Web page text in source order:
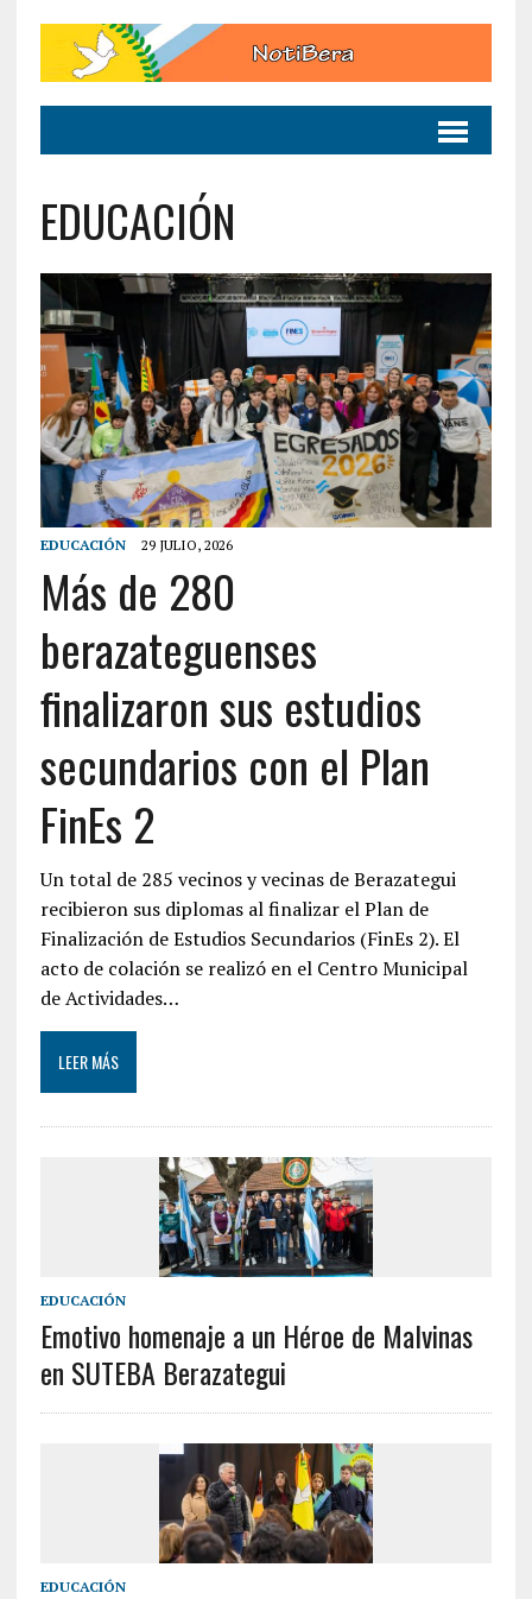
EDUCACIÓN
EDUCACIÓN 29 JULIO, 2026
Más de 280
berazateguenses
finalizaron sus estudios
secundarios con el Plan
FinEs 2
Un total de 285 vecinos y vecinas de Berazategui
recibieron sus diplomas al finalizar el Plan de
Finalización de Estudios Secundarios (FinEs 2). El
acto de colación se realizó en el Centro Municipal
de Actividades…
LEER MÁS
EDUCACIÓN
Emotivo homenaje a un Héroe de Malvinas
en SUTEBA Berazategui
EDUCACIÓN